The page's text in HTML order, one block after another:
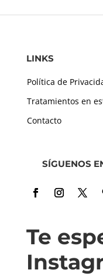
LINKS
Política de
Tratamientos en
Contacto
SÍGUENOS
Te